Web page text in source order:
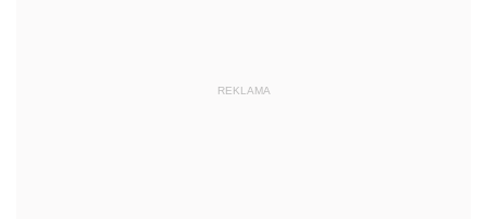
REKLAMA